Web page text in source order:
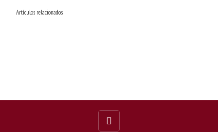
Artículos relacionados